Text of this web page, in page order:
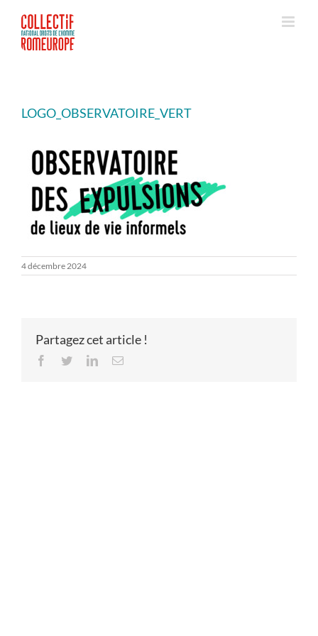
contenu
LOGO_OBSERVATOIRE_VERT
4 décembre 2024
Partagez cet article !
Facebook
TwitterLinkedInEmail